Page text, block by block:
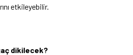
etkileyebilir.
dikilecek?